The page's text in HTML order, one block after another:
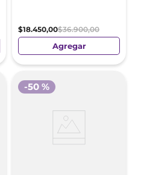
$18.450,00$36.900,00
Agregar
-50 %